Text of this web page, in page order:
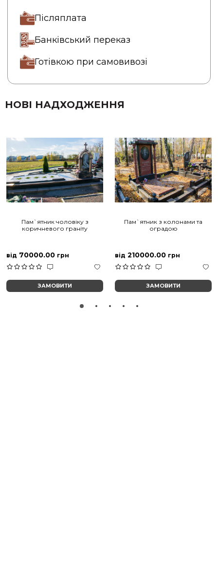
Післяплата
Банківський переказ
Готівкою при самовивозі
НОВІ НАДХОДЖЕННЯ
Пам`ятник чоловіку з
коричневого граніту
від 70000.00 грн
ЗАМОВИТИ
Пам`ятник з колонами та
оградою
від 210000.00 грн
ЗАМОВИТИ